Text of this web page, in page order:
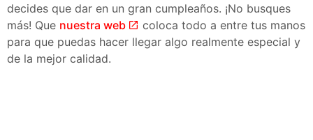
decides que dar en un gran cumpleaños. ¡No busques
más! Que nuestra web
coloca todo a entre tus manos
para que puedas hacer llegar algo realmente especial y
de la mejor calidad.